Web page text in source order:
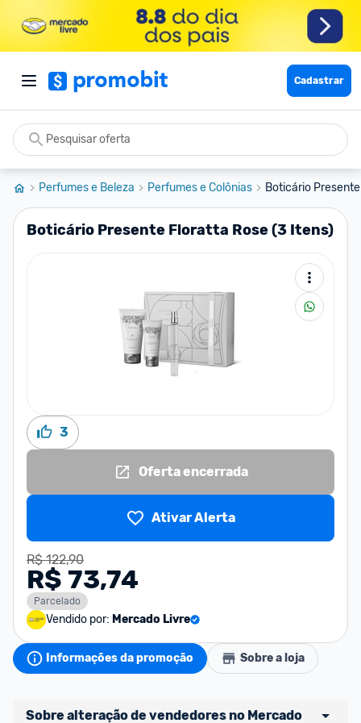
Cadastrar
Perfumes e Beleza Perfumes e Colônias Boticário
Boticário Presente Floratta Rose (3 Itens)
3
Oferta encerrada
Ativar Alerta
R$ 122,90
R$ 73,74
Parcelado
Vendido por: Mercado Livre
Informações da promoção Sobre a loja
Sobre alteração de vendedores no Mercado